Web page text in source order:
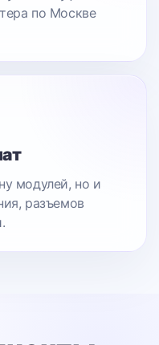
по Москве
модулей, но и
разъемов